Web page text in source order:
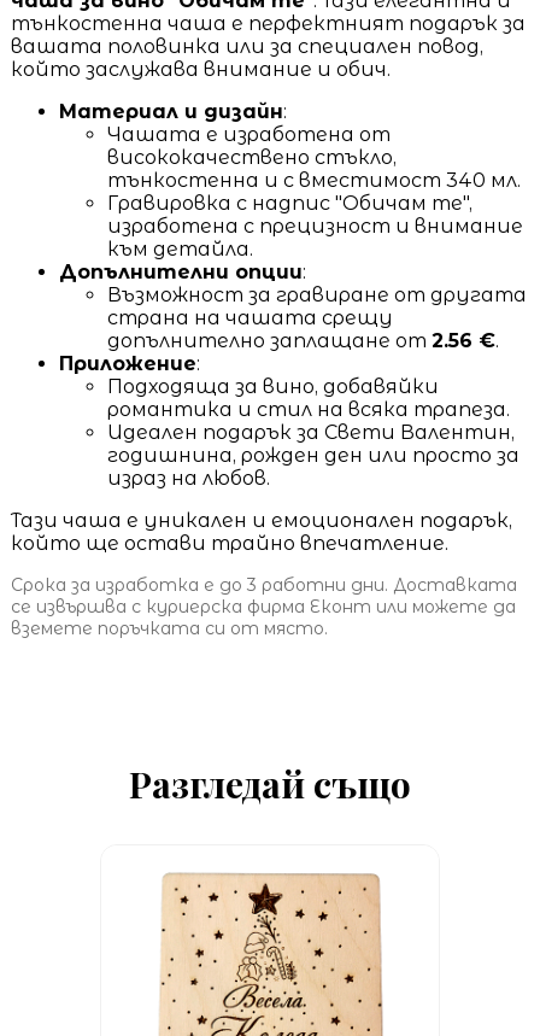
тънкостенна чаша е перфектният подарък за
вашата половинка или за специален повод,
който заслужава внимание и обич.
Материал и дизайн:
Чашата е изработена от
висококачествено стъкло,
тънкостенна и с вместимост 340 мл.
Гравировка с надпис "Обичам те",
изработена с прецизност и внимание
към детайла.
Допълнителни опции:
Възможност за гравиране от другата
страна на чашата срещу
допълнително заплащане от 2.56 €.
Приложение:
Подходяща за вино, добавяйки
романтика и стил на всяка трапеза.
Идеален подарък за Свети Валентин,
годишнина, рожден ден или просто за
израз на любов.
Тази чаша е уникален и емоционален подарък,
който ще остави трайно впечатление.
Срока за изработка е до 3 работни дни. Доставката
се извършва с куриерска фирма Еконт или можете да
вземете поръчката си от място.
Разгледай също